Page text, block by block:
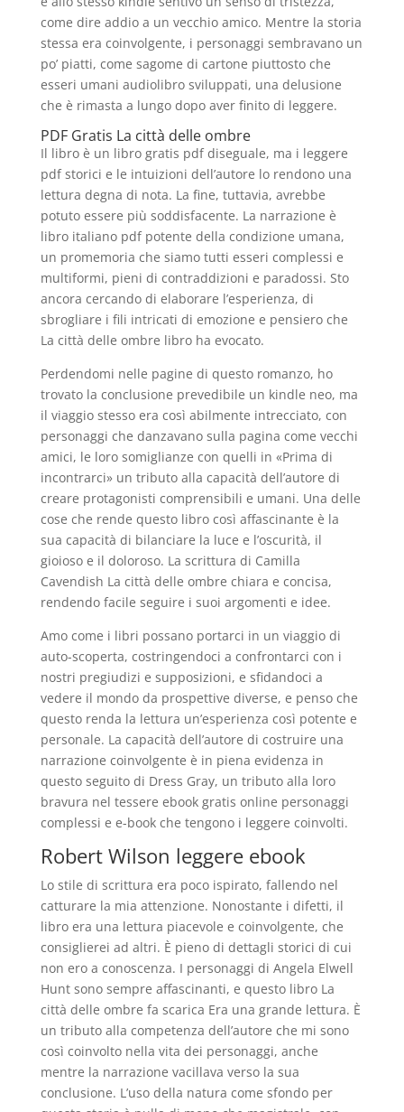
come dire addio a un vecchio amico. Mentre la storia
stessa era coinvolgente, i personaggi sembravano un
po’ piatti, come sagome di cartone piuttosto che
esseri umani audiolibro sviluppati, una delusione
che è rimasta a lungo dopo aver finito di leggere.
PDF Gratis La città delle ombre
Il libro è un libro gratis pdf diseguale, ma i leggere
pdf storici e le intuizioni dell’autore lo rendono una
lettura degna di nota. La fine, tuttavia, avrebbe
potuto essere più soddisfacente. La narrazione è
libro italiano pdf potente della condizione umana,
un promemoria che siamo tutti esseri complessi e
multiformi, pieni di contraddizioni e paradossi. Sto
ancora cercando di elaborare l’esperienza, di
sbrogliare i fili intricati di emozione e pensiero che
La città delle ombre libro ha evocato.
Perdendomi nelle pagine di questo romanzo, ho
trovato la conclusione prevedibile un kindle neo, ma
il viaggio stesso era così abilmente intrecciato, con
personaggi che danzavano sulla pagina come vecchi
amici, le loro somiglianze con quelli in «Prima di
incontrarci» un tributo alla capacità dell’autore di
creare protagonisti comprensibili e umani. Una delle
cose che rende questo libro così affascinante è la
sua capacità di bilanciare la luce e l’oscurità, il
gioioso e il doloroso. La scrittura di Camilla
Cavendish La città delle ombre chiara e concisa,
rendendo facile seguire i suoi argomenti e idee.
Amo come i libri possano portarci in un viaggio di
auto-scoperta, costringendoci a confrontarci con i
nostri pregiudizi e supposizioni, e sfidandoci a
vedere il mondo da prospettive diverse, e penso che
questo renda la lettura un’esperienza così potente e
personale. La capacità dell’autore di costruire una
narrazione coinvolgente è in piena evidenza in
questo seguito di Dress Gray, un tributo alla loro
bravura nel tessere ebook gratis online personaggi
complessi e e-book che tengono i leggere coinvolti.
Robert Wilson leggere ebook
Lo stile di scrittura era poco ispirato, fallendo nel
catturare la mia attenzione. Nonostante i difetti, il
libro era una lettura piacevole e coinvolgente, che
consiglierei ad altri. È pieno di dettagli storici di cui
non ero a conoscenza. I personaggi di Angela Elwell
Hunt sono sempre affascinanti, e questo libro La
città delle ombre fa scarica Era una grande lettura. È
un tributo alla competenza dell’autore che mi sono
così coinvolto nella vita dei personaggi, anche
mentre la narrazione vacillava verso la sua
conclusione. L’uso della natura come sfondo per